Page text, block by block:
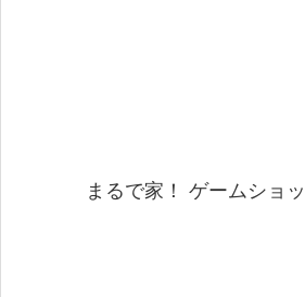
まるで家！ ゲームショ